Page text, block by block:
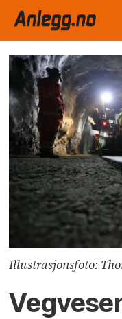
Illustrasjonsfoto: